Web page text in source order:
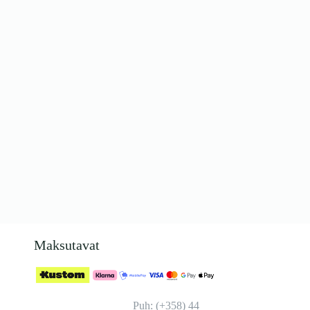
Maksutavat
Puh: (+358) 44